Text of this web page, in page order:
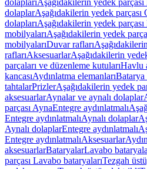
dolaplarıAşağıdakilerin yedek
dolaplarAşağıdakilerin yedek
dolaplarıAşağıdakilerin yedek
mobilyalarıAşağıdakilerin yedek
mobilyalarıDuvar rafları
raflarıAksesuarlarAşağıdakilerin
parçaları ve düzenleme kutularıHavlu
kancasıAydınlatma elemanlarıBatarya
tahtalarPrizlerAşağıdakilerin yedek
aksesuarlarAynalar ve aynalı dolaplar
parçası AynaEntegre aydınlatmalı
Entegre aydınlatmalıAynalı dolaplar
Aynalı dolaplarEntegre aydınlatmalı
Entegre aydınlatmalıAksesuarlar
aksesuarlarBataryalarLavabo
parçası Lavabo bataryalarıTezgah